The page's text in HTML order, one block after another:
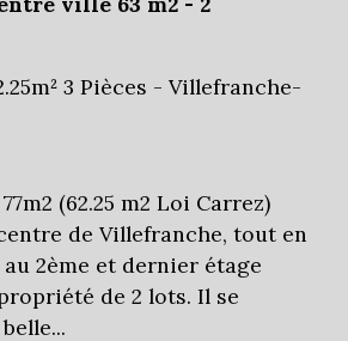
3 Pièces - Villefranche-
(62.25 m2 Loi Carrez)
de Villefranche, tout en
2ème et dernier étage
de 2 lots. Il se